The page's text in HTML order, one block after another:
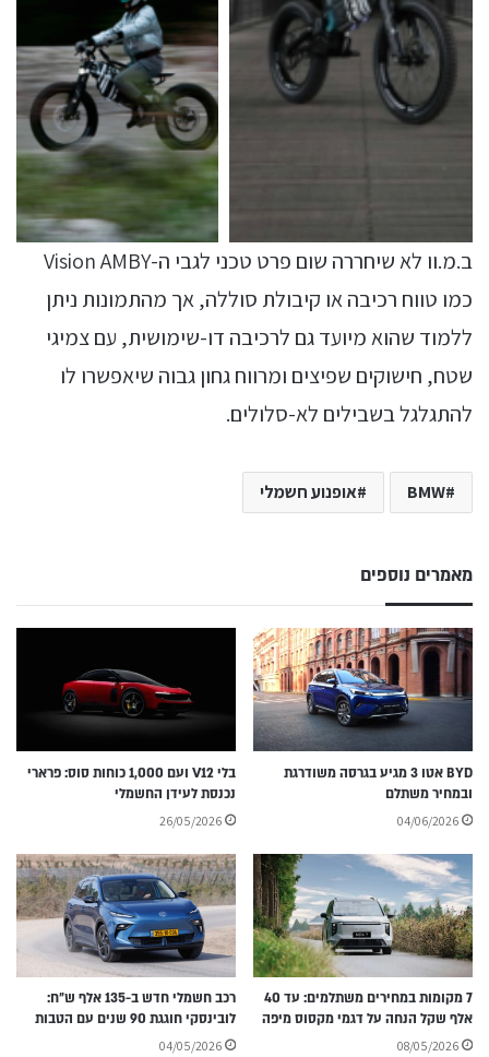
ב.מ.וו לא שיחררה שום פרט טכני לגבי ה-Vision AMBY
כמו טווח רכיבה או קיבולת סוללה, אך מהתמונות ניתן
ללמוד שהוא מיועד גם לרכיבה דו-שימושית, עם צמיגי
שטח, חישוקים שפיצים ומרווח גחון גבוה שיאפשרו לו
להתגלגל בשבילים לא-סלולים.
BMW אופנוע חשמלי
מאמרים נוספים
BYD אטו 3 מגיע בגרסה משודרגת
ובמחיר משתלם
04/06/2026
בלי V12 ועם 1,000 כוחות סוס: פרארי
נכנסת לעידן החשמלי
26/05/2026
7 מקומות במחירים משתלמים: עד 40
אלף שקל הנחה על דגמי מקסוס מיפה
08/05/2026
רכב חשמלי חדש ב-135 אלף ש״ח:
לובינסקי חוגגת 90 שנים עם הטבות
04/05/2026